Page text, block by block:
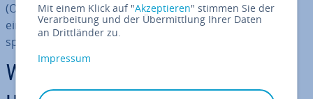
(Operanden) zu arbeiten, diese zu verändern oder mit­
ein­an­der zu ver­knüp­fen. Die Ope­ra­to­ren können bei­
spiels­wei­se logisch oder arith­me­tisch sein.
Was sind Python-Ope­ra­to­ren
Mit einem Klick auf "Akzeptieren" stimmen Sie der
Verarbeitung und der Übermittlung Ihrer Daten
an Drittländer zu.
Impressum